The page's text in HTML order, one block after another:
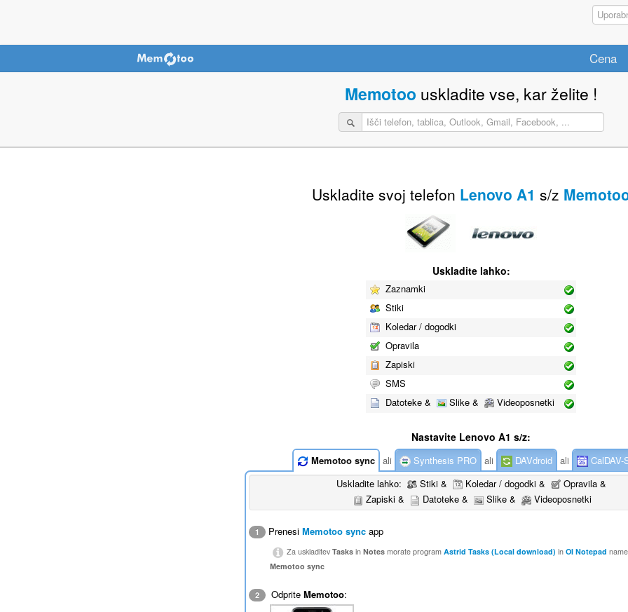
Cena
Memotoo uskladite vse, kar želite !
Uskladite svoj telefon Lenovo A1 s/z
Uskladite lahko:
Zaznamki
Stiki
Koledar / dogodki
Opravila
Zapiski
SMS
Datoteke &
Slike & Videoposnetki
Nastavite Lenovo A1 s/z:
Memotoo sync ali Synthesis PRO ali DAVdroid ali
CalDAV-
Uskladite lahko:
Stiki & Koledar / dogodki &
Opravila &
Zapiski &
Datoteke & Slike & Videoposnetki
1 PrenesiMemotoo sync app
Za uskladitevTasks inNotes morate programAstrid Tasks (Local download) inOI Notepad
Memotoo sync
2 OdpriteMemotoo: